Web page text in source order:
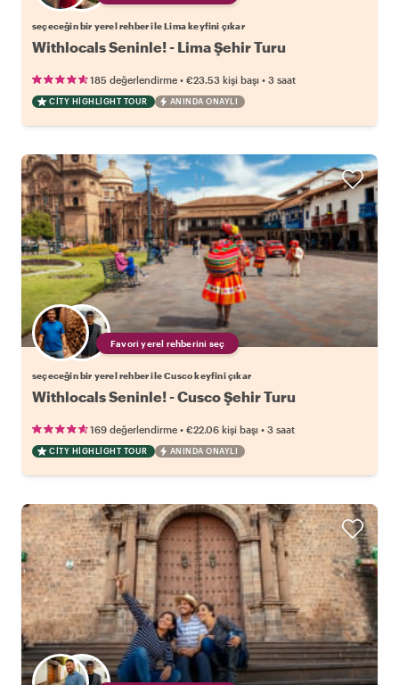
seçeceğin bir yerel rehber ile Lima keyfini çıkar
Withlocals Seninle! - Lima Şehir Turu
185 değerlendirme • €23.53 kişi başı • 3 saat
CITY HIGHLIGHT TOUR ANINDA ONAYLI
Favori yerel rehberini seç
seçeceğin bir yerel rehber ile Cusco keyfini çıkar
Withlocals Seninle! - Cusco Şehir Turu
169 değerlendirme • €22.06 kişi başı • 3 saat
CITY HIGHLIGHT TOUR ANINDA ONAYLI